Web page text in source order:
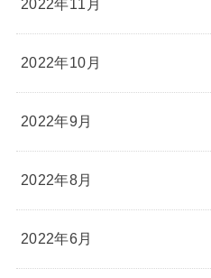
2022年11月
2022年10月
2022年9月
2022年8月
2022年6月